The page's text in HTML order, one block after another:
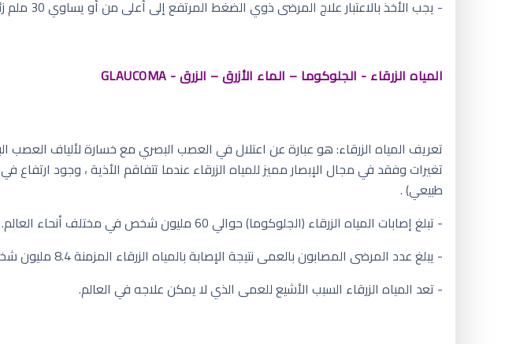
- يجب الأخذ بالاعتبار علاج المرضى ذوي الضغط المرتفع إلى أعلى من أو يساوي 30 ملم زئبقي.
المياه الزرقاء - الجلوكوما – الماء الأزرق – الزرق - GLAUCOMA
تعريف المياه الزرقاء: هو عبارة عن اعتلال في العصب البصري مع خسارة لألياف
طبيعي) .
- تبلغ إصابات المياه الزرقاء (الجلوكوما) حوالي 60 مليون شخص في مختلف أنحاء العالم.
- يبلغ عدد المرضى المصابون بالعمى نتيجة الإصابة بالمياه الزرقاء المزمنة 8.4 مليون شخص.
- تعد المياه الزرقاء السبب الأشيع للعمى الذي لا يمكن علاجه في العالم.